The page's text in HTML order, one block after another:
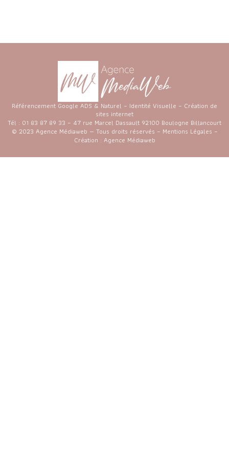
Référencement Google ADS & Naturel – Identité Visuelle – Création de
sites internet
Tél : 01 83 87 89 33 – 47 rue Marcel Dassault 92100 Boulogne Billancourt
© 2023 Agence Médiaweb — Tous droits réservés – Mentions Légales –
Création : Agence Médiaweb